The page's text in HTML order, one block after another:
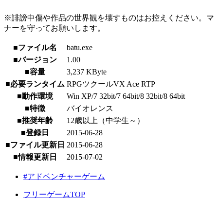
※誹謗中傷や作品の世界観を壊すものはお控えください。マ
ナーを守ってお願いします。
■ファイル名
batu.exe
■バージョン
1.00
■容量
3,237 KByte
■必要ランタイム RPGツクールVX Ace RTP
■動作環境
Win XP/7 32bit/7 64bit/8 32bit/8 64bit
■特徴
バイオレンス
■推奨年齢
12歳以上（中学生～）
■登録日
2015-06-28
■ファイル更新日 2015-06-28
■情報更新日
2015-07-02
#アドベンチャーゲーム
フリーゲームTOP